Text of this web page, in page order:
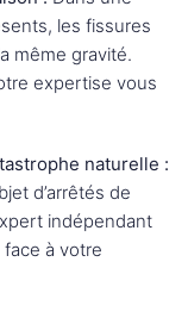
les fissures
même gravité.
expertise vous
naturelle :
d’arrêtés de
indépendant
à votre